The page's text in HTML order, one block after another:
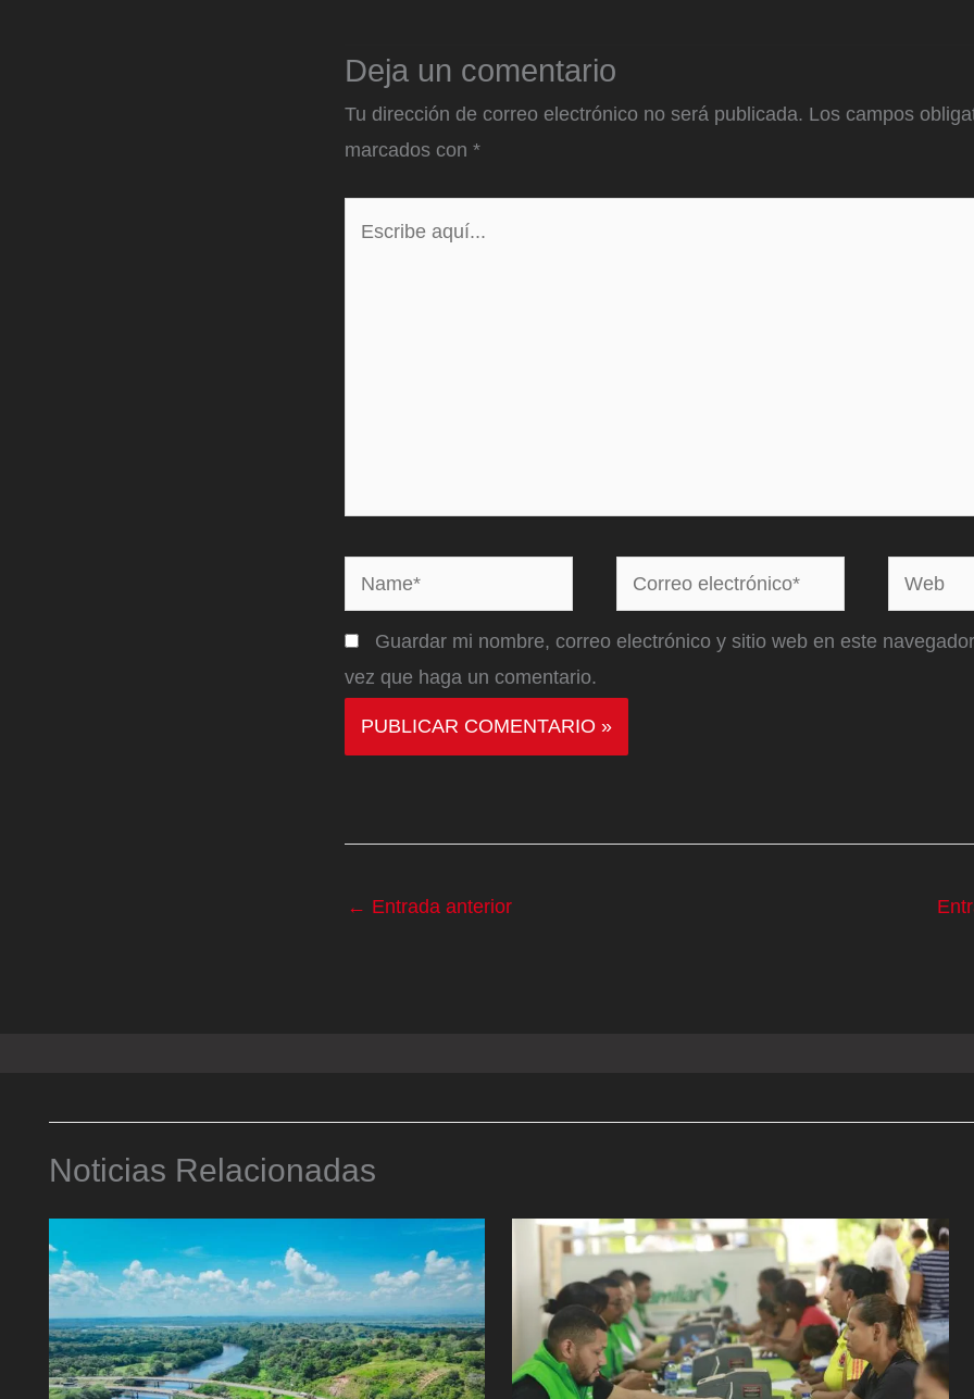
Deja un comentario
Tu dirección de correo electrónico no será publicada. Los campos
marcados con *
Name*
Correo
electrónico*
Web
Guardar mi nombre, correo electrónico y sitio web en este
vez que haga un comentario.
← Entrada anterior
Noticias Relacionadas